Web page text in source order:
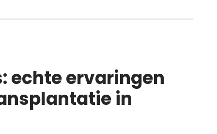
echte ervaringen
in